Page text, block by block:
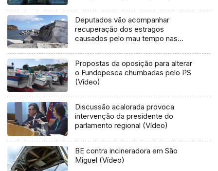
Deputados vão acompanhar
recuperação dos estragos
causados pelo mau tempo nas
Propostas da oposição para alterar
o Fundopesca chumbadas pelo PS
(Vídeo)
Discussão acalorada provoca
intervenção da presidente do
parlamento regional (Vídeo)
BE contra incineradora em São
Miguel (Vídeo)